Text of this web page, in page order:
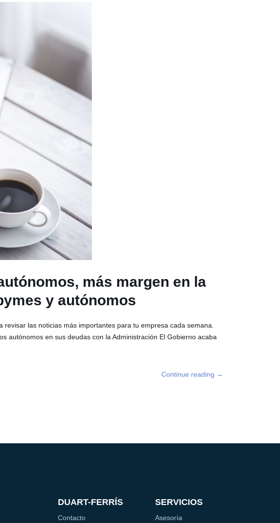
más margen en la
y autónomos
las noticias más importantes para tu empresa cada semana.
autónomos en sus deudas con la Administración El Gobierno acaba
Continue reading →
DUART-FERRÍS
Contacto
SERVICIOS
Asesoría